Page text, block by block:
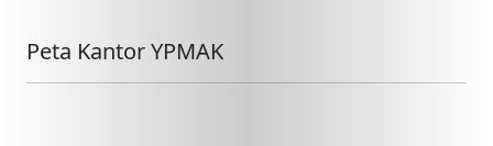
Peta Kantor YPMAK